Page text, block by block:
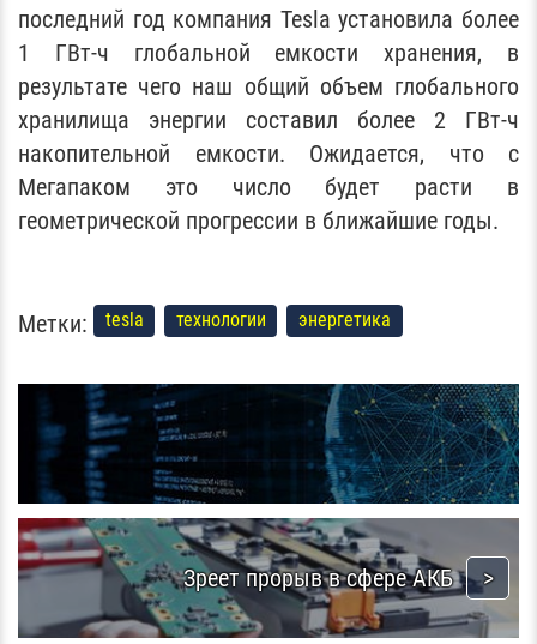
последний год компания Tesla установила более
1 ГВт-ч глобальной емкости хранения, в
результате чего наш общий объем глобального
хранилища энергии составил более 2 ГВт-ч
накопительной емкости. Ожидается, что с
Мегапаком это число будет расти в
геометрической прогрессии в ближайшие годы.
Метки: tesla технологии энергетика
Зреет прорыв в сфере АКБ